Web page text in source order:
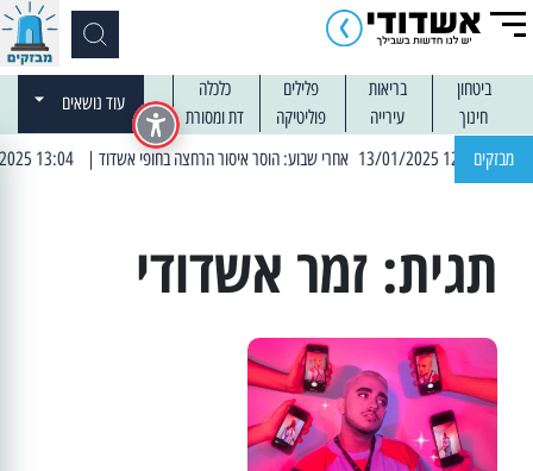
ביטחון בריאות פלילים
כלכלה
חינוך
עירייה פוליטיקה דת ומסורת
עוד נושאים
מבזקים
| 12:14 13/01/2025 אחרי שבוע: הוסר איסור הרחצה בחופי אשדוד | 13:04 14/01/2025 עובדים בלילות: עבודות קרצוף וריבוד אספלט
תגית: זמר אשדודי